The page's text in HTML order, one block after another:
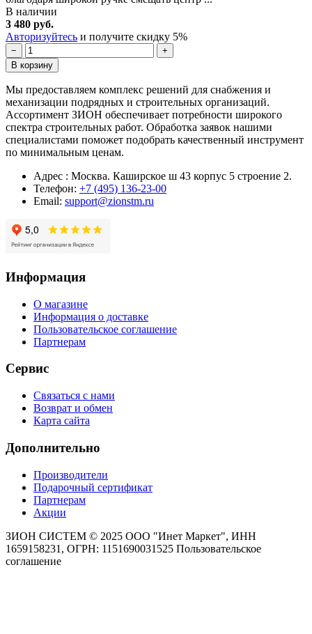
В наличии
3 480 руб.
Авторизуйтесь и получите скидку 5%
−
+
В корзину
Мы предоставляем комплекс решений для снабжения и
механизации подрядных и строительных организаций.
Ассортимент ЗИОН обеспечивает потребности широкого
спектра строительных работ. Обработка заявок нашими
специалистами поможет подобрать качественный инструмент
по минимальным ценам.
Адрес : Москва. Каширское ш 43 корпус 5 строение 2.
Телефон: +7 (495) 136-23-00
Email: support@zionstm.ru
Информация
О магазине
Информация о доставке
Пользовательское соглашение
Партнерам
Сервис
Связаться с нами
Возврат и обмен
Карта сайта
Дополнительно
Производители
Подарочный сертификат
Партнерам
Акции
ЗИОН СИСТЕМ © 2025 ООО "Инет Маркет", ИНН
1659158231, ОГРН: 1151690031525 Пользовательское
соглашение